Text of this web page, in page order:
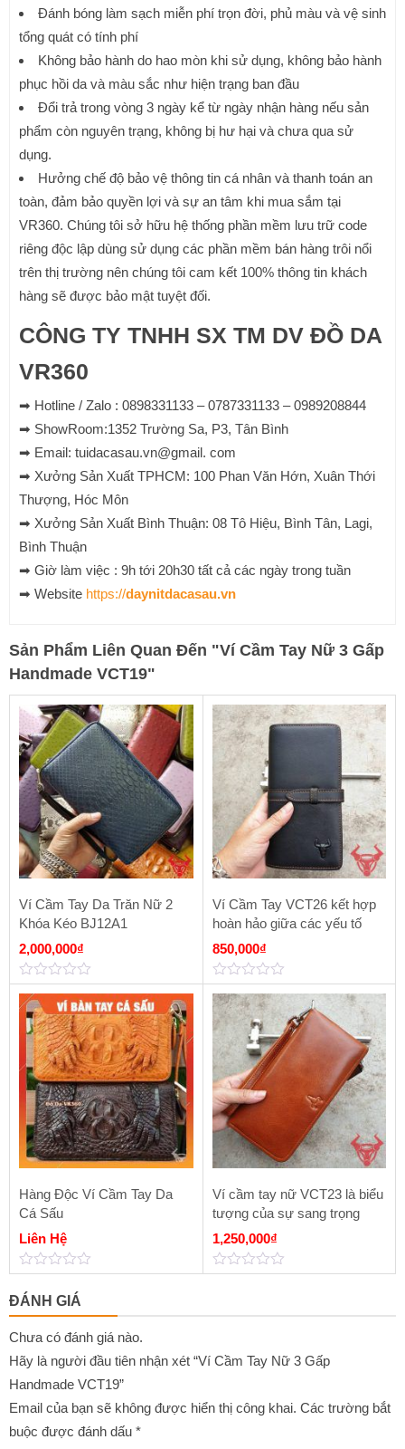
Đánh bóng làm sạch miễn phí trọn đời, phủ màu và vệ sinh
tổng quát có tính phí
Không bảo hành do hao mòn khi sử dụng, không bảo hành
phục hồi da và màu sắc như hiện trạng ban đầu
Đổi trả trong vòng 3 ngày kể từ ngày nhận hàng nếu sản
phẩm còn nguyên trạng, không bị hư hại và chưa qua sử
dụng.
Hưởng chế độ bảo vệ thông tin cá nhân và thanh toán an
toàn, đảm bảo quyền lợi và sự an tâm khi mua sắm tại
VR360. Chúng tôi sở hữu hệ thống phần mềm lưu trữ code
riêng độc lập dùng sử dụng các phần mềm bán hàng trôi nổi
trên thị trường nên chúng tôi cam kết 100% thông tin khách
hàng sẽ được bảo mật tuyệt đối.
CÔNG TY TNHH SX TM DV ĐỒ DA
VR360
➡ Hotline / Zalo : 0898331133 – 0787331133 – 0989208844
➡ ShowRoom:1352 Trường Sa, P3, Tân Bình
➡ Email: tuidacasau.vn@gmail. com
➡ Xưởng Sản Xuất TPHCM: 100 Phan Văn Hớn, Xuân Thới
Thượng, Hóc Môn
➡ Xưởng Sản Xuất Bình Thuận: 08 Tô Hiệu, Bình Tân, Lagi,
Bình Thuận
➡ Giờ làm việc : 9h tới 20h30 tất cả các ngày trong tuần
➡ Website https://daynitdacasau.vn
Sản Phẩm Liên Quan Đến "Ví Cầm Tay Nữ 3 Gấp
Handmade VCT19"
Ví Cầm Tay Da Trăn Nữ 2
Khóa Kéo BJ12A1
2,000,000₫
0
out
of
Ví Cầm Tay VCT26 kết hợp
hoàn hảo giữa các yếu tố
850,000₫
0
out
of
5
Hàng Độc Ví Cầm Tay Da
Cá Sấu
Liên Hệ
0
out
of
5
Ví cầm tay nữ VCT23 là biểu
tượng của sự sang trọng
1,250,000₫
0
5
ĐÁNH GIÁ
Chưa có đánh giá nào.
Hãy là người đầu tiên nhận xét “Ví Cầm Tay Nữ 3 Gấp
Handmade VCT19”
Email của bạn sẽ không được hiển thị công khai. Các trường bắt
buộc được đánh dấu *